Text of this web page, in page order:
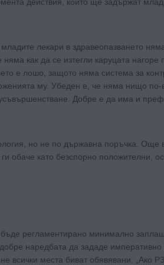
лекари в здравеопазването
как да се изтегли каруцата
е лошо, защото няма система за
му. Убеден е, че няма нищо по-
Добре е да има и
но не по държавна поръчка. Още
обаче като безспорно положителни,
регламентирано минимално
наредбата да зададе императивно
всички места биват обявявани. „Ако